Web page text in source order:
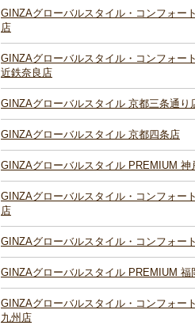
GINZAグローバルスタイル・コンフォー
店
GINZAグローバルスタイル・コンフォー
近鉄奈良店
GINZAグローバルスタイル 京都三条通り
GINZAグローバルスタイル 京都四条店
GINZAグローバルスタイル PREMIUM 神
GINZAグローバルスタイル・コンフォー
店
GINZAグローバルスタイル・コンフォー
GINZAグローバルスタイル PREMIUM 福
GINZAグローバルスタイル・コンフォー
九州店